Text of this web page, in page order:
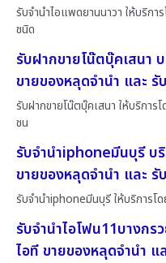
รับจำนำไอแพดยานนาวา ให้บริก
ชนิด
รับฝากขายโน๊ตบุ๊คเสนา
ขายของหลุดจำนำ และ
รับฝากขายโน๊ตบุ๊คเสนา ให้บริกา
ชน
รับจำนำiphoneมีนบุรี บ
ขายของหลุดจำนำ และ
รับจำนำiphoneมีนบุรี ให้บริการโ
รับจำนำไอโฟน11บางก
ไอที ขายของหลุดจำนำ